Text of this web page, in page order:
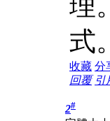
式
收藏 分
回覆 引
2#